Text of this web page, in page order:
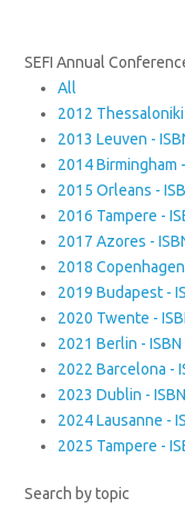
SEFI Annual
All
2012
2013 Leuven -
2014 Birmingham
2015 Orleans -
2016 Tampere -
2017 Azores -
2018
2019 Budapest -
2020 Twente -
2021 Berlin -
2022 Barcelona -
2023 Dublin -
2024 Lausanne -
2025 Tampere -
Search by topic